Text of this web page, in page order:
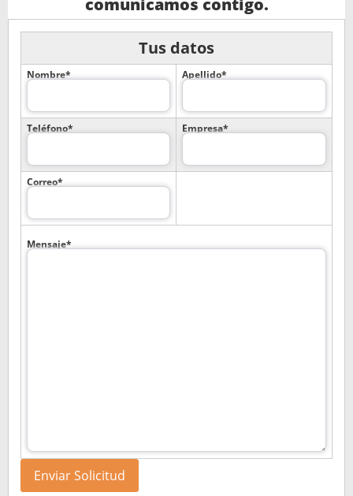
comunicamos contigo.
Tus datos
Nombre* Apellido*
Teléfono* Empresa*
Correo*
Mensaje*